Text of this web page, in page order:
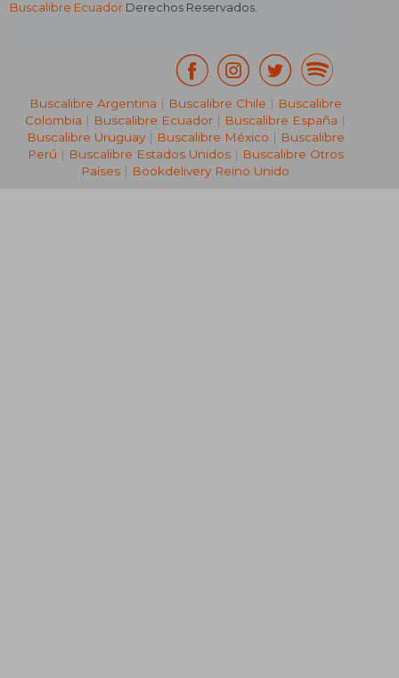
Buscalibre Ecuador Derechos Reservados.
Buscalibre Argentina | Buscalibre Chile | Buscalibre
Colombia | Buscalibre Ecuador | Buscalibre España |
Buscalibre Uruguay| Buscalibre México | Buscalibre
Perú | Buscalibre Estados Unidos| Buscalibre Otros
Países | Bookdelivery Reino Unido